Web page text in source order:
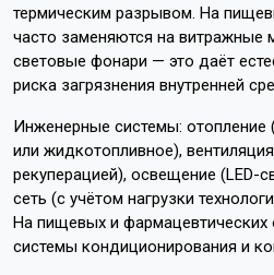
термическим разрывом. На
часто заменяются на витражные
световые фонари — это даёт
риска загрязнения внутренней
Инженерные системы: отопление
или жидкотопливное),
рекуперацией), освещение (LED-
сеть (с учётом нагрузки
На пищевых и
системы кондиционирования и